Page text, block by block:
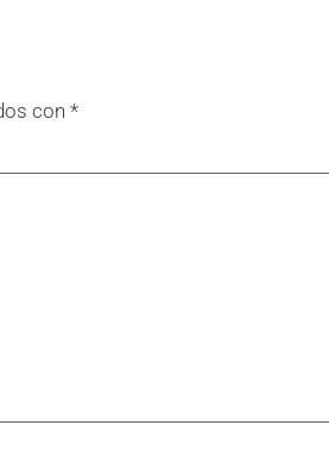
con *